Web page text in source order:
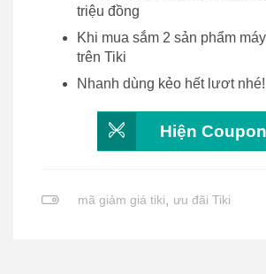
triệu đồng
Khi mua sắm 2 sản phẩm
trên Tiki
Nhanh dùng kẻo hết lươt nhé!
Hiện Coupon
mã giảm giá tiki, ưu đãi Tiki